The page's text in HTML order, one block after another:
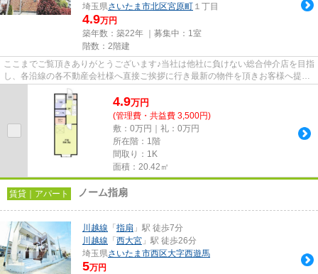
埼玉県さいたま市北区宮原町 １丁目
4.9万円
築年数：築22年 ｜募集中： 1室
階数：2階建
ここまでご覧頂きありがとうございます♪当社は他社に負けない総合仲介店を目指
し、各沿線の各不動産会社様へ直接ご挨拶に行き最新の物件を頂きお客様へ提供
しております！最新の情報は...
4.9万円
(管理費・共益費 3,500円)
敷：0万円｜礼：0万円
所在階：1階
間取り：1K
面積：20.42㎡
賃貸｜アパート ノーム指扇
川越線 「 指扇 」駅 徒歩7分
川越線 「 西大宮 」駅 徒歩26分
埼玉県さいたま市西区大字西遊馬
5万円